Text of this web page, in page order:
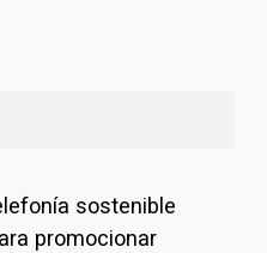
promocionar